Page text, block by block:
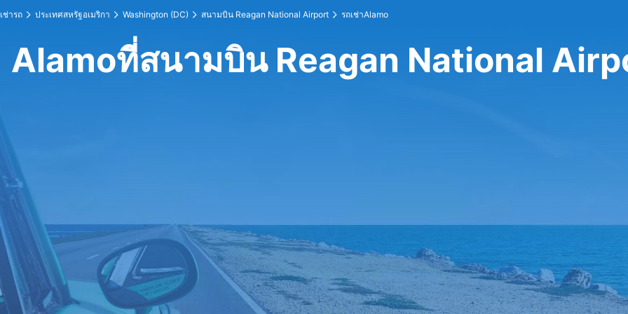
เช่ารถ ประเทศสหรัฐอเมริกา Washington (DC) สนามบิน Reagan National Airport รถเช่าAlamo
Alamoที่สนามบิน Reagan National